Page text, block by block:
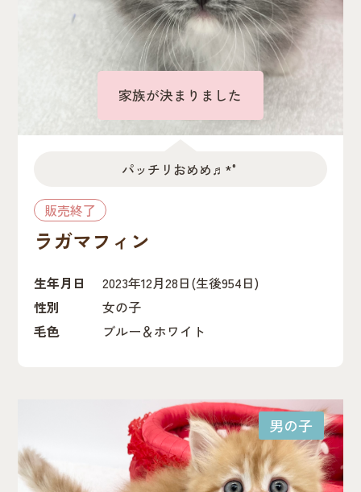
並び替え
誕生日が早い順家族が決まりました
パッチリおめめ♬*°
販売終了
ラガマフィン
生年月日 2023年12月28日(生後954日)
性別
女の子
毛色
ブルー＆ホワイト
男の子